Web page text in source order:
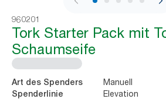
1 / 7
960201
Tork Starter Pack mit
Schaumseife
Art des Spenders Manuell
Spenderlinie
Elevation